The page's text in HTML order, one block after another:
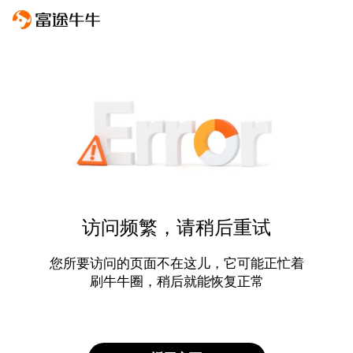
访问频繁，请稍后重试
您所要访问的页面不在这儿，它可能正忙着
刷牛牛圈，稍后就能恢复正常